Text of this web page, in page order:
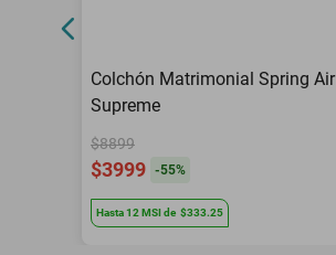
Colchón Matrimonial Spring Air
Supreme
$8899
$3999 -55%
Hasta12 MSIde $333.25